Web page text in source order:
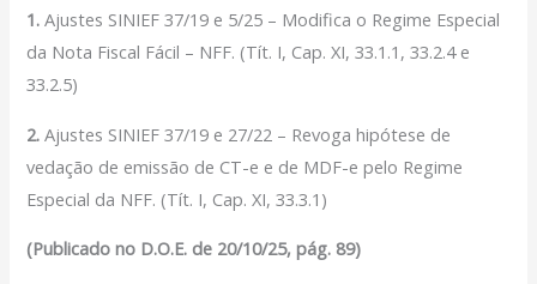
Serviços
Convênios
Vagas/Oportunidades
Cursos
1. Ajustes SINIEF 37/19 e 5/25 – Modifica o Regime Especial
da Nota Fiscal Fácil – NFF. (Tít. I, Cap. XI, 33.1.1, 33.2.4 e
33.2.5)
2. Ajustes SINIEF 37/19 e 27/22 – Revoga hipótese de
vedação de emissão de CT-e e de MDF-e pelo Regime
Especial da NFF. (Tít. I, Cap. XI, 33.3.1)
(Publicado no D.O.E. de 20/10/25, pág. 89)